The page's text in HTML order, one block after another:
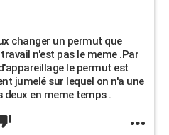
changer un permut que
n'est pas le meme .Par
le permut est
jumelé sur lequel on n'a une
en meme temps .